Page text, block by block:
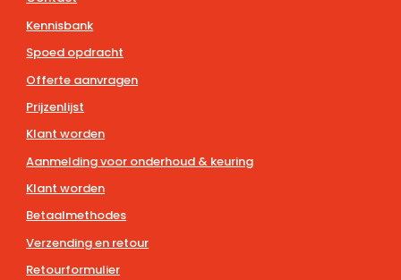
Kennisbank
Spoed opdracht
Offerte aanvragen
Prijzenlijst
Klant worden
Aanmelding voor onderhoud & keuring
Klant worden
Betaalmethodes
Verzending en retour
Retourformulier